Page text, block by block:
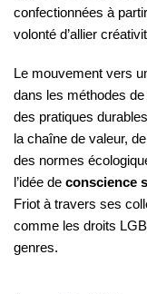
confectionnées à
volonté d’allier
Le mouvement vers
dans les méthodes
des pratiques
la chaîne de valeur,
des normes
l’idée de conscience
Friot à travers ses
comme les droits
genres.